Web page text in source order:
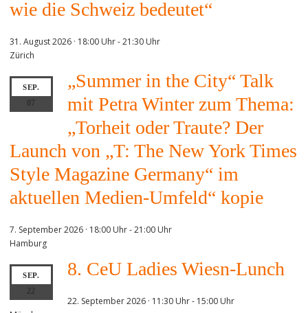
wie die Schweiz bedeutet“
31. August 2026 · 18:00 Uhr-21:30 Uhr
Zürich
SEP.
07
„Summer in the City“ Talk
mit Petra Winter zum Thema:
„Torheit oder Traute? Der
Launch von „T: The New York Times
Style Magazine Germany“ im
aktuellen Medien-Umfeld“ kopie
7. September 2026 · 18:00 Uhr-21:00 Uhr
Hamburg
SEP.
22
8. CeU Ladies Wiesn-Lunch
22. September 2026 · 11:30 Uhr- 15:00 Uhr